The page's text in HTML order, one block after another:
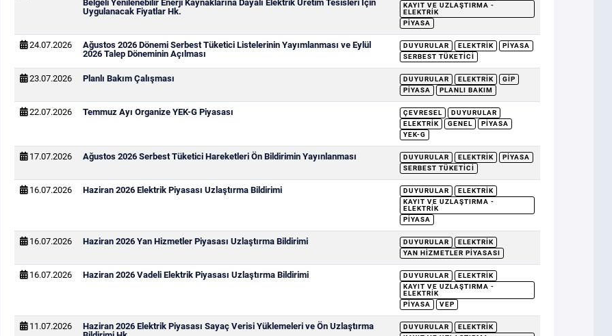
Belgeli Yenilenebilir Enerji Kaynaklarına Dayalı Elektrik Üretim Tesisleri İçin
Uygulanacak Fiyatlar Hk.
KAYIT VE UZLAŞTIRMA -
ELEKTRIK
PIYASA
24.07.2026
Ağustos 2026 Dönemi Serbest Tüketici Listelerinin Yayımlanması ve Eylül
2026 Talep Döneminin Açılması
DUYURULAR ELEKTRIK
PIYASA
SERBEST TÜKETICI
23.07.2026 Planlı Bakım Çalışması DUYURULAR ELEKTRIK
GİP
PIYASA
PLANLI BAKIM
22.07.2026 Temmuz Ayı Organize YEK-G Piyasası ÇEVRESEL
DUYURULAR
ELEKTRIK
GENEL
PIYASA
YEK-G
17.07.2026 Ağustos 2026 Serbest Tüketici Hareketleri Ön Bildirimin Yayınlanması DUYURULAR ELEKTRIK
PIYASA
SERBEST TÜKETICI
16.07.2026 Haziran 2026 Elektrik Piyasası Uzlaştırma Bildirimi DUYURULAR
ELEKTRIK
KAYIT VE UZLAŞTIRMA -
ELEKTRIK
PIYASA
16.07.2026 Haziran 2026 Yan Hizmetler Piyasası Uzlaştırma Bildirimi DUYURULAR
ELEKTRIK
YAN HIZMETLER PIYASASI
16.07.2026 Haziran 2026 Vadeli Elektrik Piyasası Uzlaştırma Bildirimi DUYURULAR
ELEKTRIK
KAYIT VE UZLAŞTIRMA -
ELEKTRIK
PIYASA
VEP
11.07.2026
Haziran 2026 Elektrik Piyasası Sayaç Verisi Yüklemeleri ve Ön Uzlaştırma
DUYURULAR
ELEKTRIK